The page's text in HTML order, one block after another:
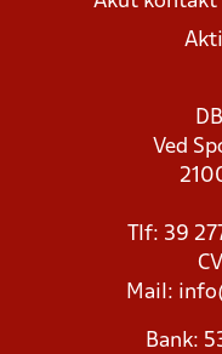
Ved
Tlf: 39
Mail:
Bank: